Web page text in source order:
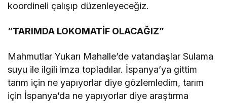
koordineli çalışıp düzenleyeceğiz.
“TARIMDA LOKOMATİF OLACAĞIZ”
Mahmutlar Yukarı Mahalle’de vatandaşlar Sulama
suyu ile ilgili imza topladılar. İspanya’ya gittim
tarım için ne yapıyorlar diye gözlemledim, tarım
için İspanya’da ne yapıyorlar diye araştırma